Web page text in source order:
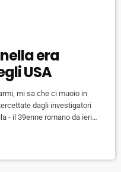
era
USA
mi sa che ci muoio in
dagli investigatori
- il 39enne romano da ieri
in omicidio volontario
16 agosto del 1999 nella